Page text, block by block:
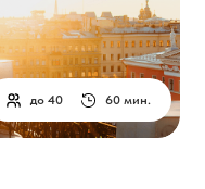
60 мин.
до 40